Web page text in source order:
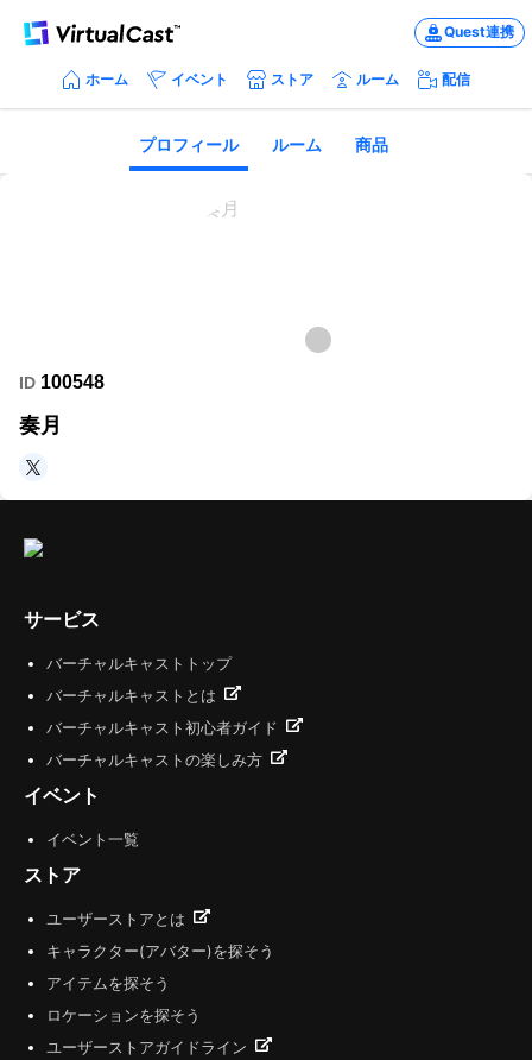
Quest連携
ホーム イベント ストア ルーム 配信
プロフィール ルーム 商品
ID 100548
奏月
サービス
バーチャルキャストトップ
バーチャルキャストとは
バーチャルキャスト初心者ガイド
バーチャルキャストの楽しみ方
イベント
イベント一覧
ストア
ユーザーストアとは
キャラクター(アバター)を探そう
アイテムを探そう
ロケーションを探そう
ユーザーストアガイドライン